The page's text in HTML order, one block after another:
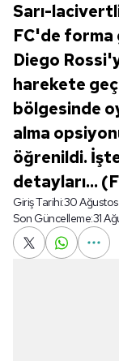
Sarı-
FC'de forma
Diego
harekete
bölgesinde
alma
öğrenildi.
detayları...
Giriş Tarihi:30 Ağustos
Son Güncelleme:31